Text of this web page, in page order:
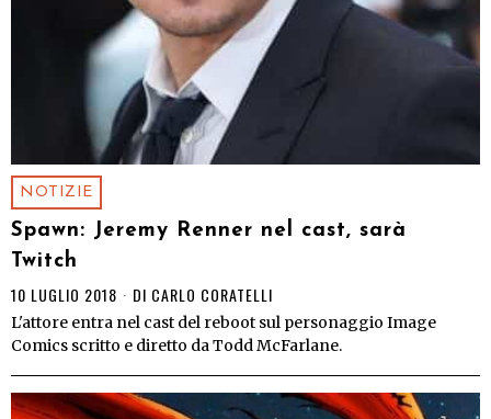
NOTIZIE
Spawn: Jeremy Renner nel cast, sarà
Twitch
10 LUGLIO 2018 DI CARLO CORATELLI
L'attore entra nel cast del reboot sul personaggio Image
Comics scritto e diretto da Todd McFarlane.